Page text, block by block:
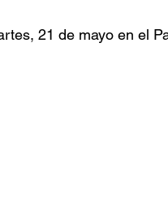
21 de mayo en el